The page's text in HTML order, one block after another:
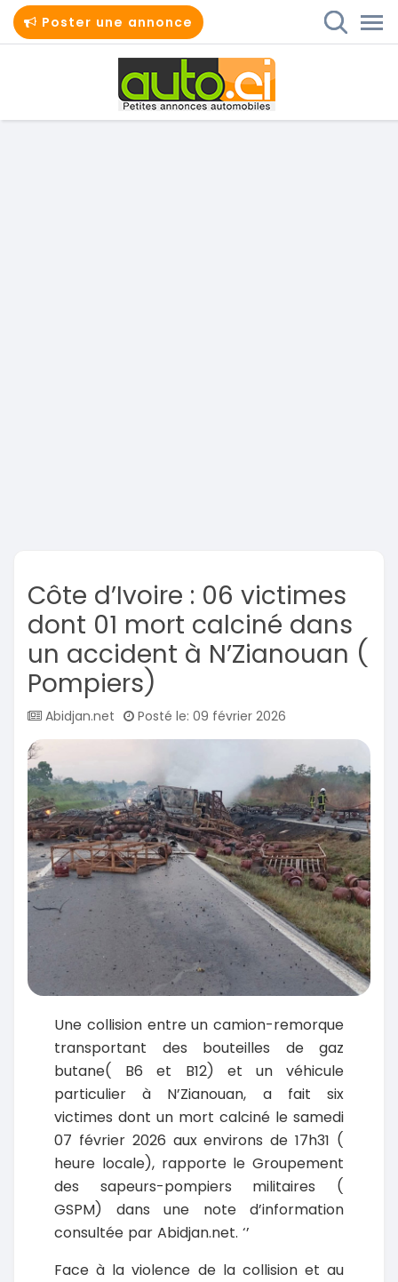
Poster une annonce
Côte d’Ivoire : 06 victimes
dont 01 mort calciné dans
un accident à N’Zianouan (
Pompiers)
Abidjan.net Posté le: 09 février 2026
Une collision entre un camion-remorque
transportant des bouteilles de gaz
butane( B6 et B12) et un véhicule
particulier à N’Zianouan, a fait six
victimes dont un mort calciné le samedi
07 février 2026 aux environs de 17h31 (
heure locale), rapporte le Groupement
des sapeurs-pompiers militaires (
GSPM) dans une note d’information
consultée par Abidjan.net. ‘’
Face à la violence de la collision et au